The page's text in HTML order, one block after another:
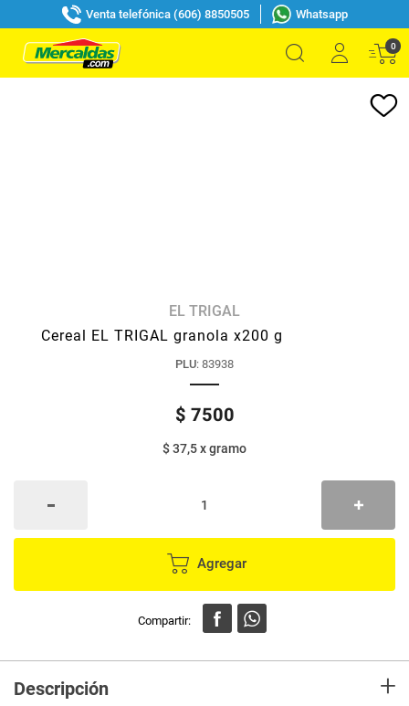
Venta telefónica (606) 8850505 Whatsapp
0
EL TRIGAL
Cereal EL TRIGAL granola x200 g
PLU: 83938
$ 7500
$ 37,5xgramo
Agregar
Descripción +